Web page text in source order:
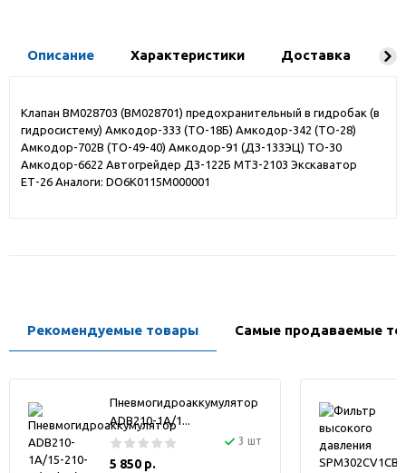
Описание Характеристики Доставка
Клапан BM028703 (BM028701) предохранительный в гидробак (в
гидросистему) Амкодор-333 (ТО-18Б) Амкодор-342 (ТО-28)
Амкодор-702В (ТО-49-40) Амкодор-91 (ДЗ-133ЭЦ) ТО-30
Амкодор-6622 Автогрейдер ДЗ-122Б МТЗ-2103 Экскаватор
ЕТ-26 Аналоги: DO6K0115M000001
Рекомендуемые товары Самые продаваемые
Пневмогидроаккумулятор
ADB210-1A/1...
3 шт
5 850 р.